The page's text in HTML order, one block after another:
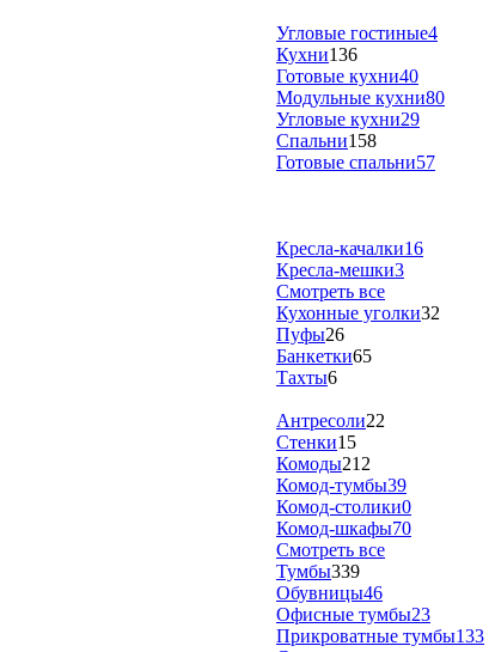
Угловые гостиные4
Кухни136
Готовые кухни40
Модульные кухни80
Угловые кухни29
Спальни158
Готовые спальни57
Кресла-качалки16
Кресла-мешки3
Смотреть все
Кухонные уголки32
Пуфы26
Банкетки65
Тахты6
Антресоли22
Стенки15
Комоды212
Комод-тумбы39
Комод-столики0
Комод-шкафы70
Смотреть все
Тумбы339
Обувницы46
Офисные тумбы23
Прикроватные тумбы133